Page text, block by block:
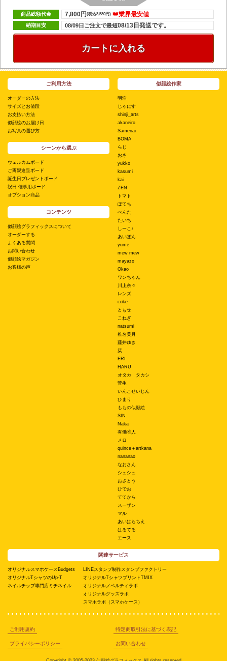
商品総額代金 👑業界最安値
7,800円(税込8,580円)
納期目安 08/09日ご注文で最短08/13日発送です。
カートに入れる
ご利用方法
オーダーの方法
サイズとお値段
お支払い方法
似顔絵のお届け日
お写真の選び方
シーンから選ぶ
ウェルカムボード
ご両親進呈ボード
誕生日プレゼントボード
祝日 催事用ボード
オプション商品
コンテンツ
似顔絵グラフィックスについて
オーダーする
よくある質問
お問い合わせ
似顔絵マガジン
お客様の声
似顔絵作家
明浩
じゃにす
shinji_arts
akaneiro
Samenai
BOMA
らじ
おさ
yukko
kasumi
kai
ZEN
トマト
ぽてち
ぺんた
たいち
しーこ♪
あいぽん
yume
mew mew
mayazo
Okao
ワンちゃん
川上奈々
レンズ
coke
ともせ
こねぎ
natsumi
椎名美月
藤井ゆき
栞
ERI
HARU
オタカ タカシ
菅生
いんこせいじん
ひまり
ももの似顔絵
SIN
Naka
有働唯人
メロ
quince＋artkana
nananao
なおさん
シュシュ
おさとう
ひでお
ててから
スーザン
マル
あいはらちえ
はるてる
エース
関連サービス
オリジナルスマホケースBudgets
オリジナルTシャツのUp-T
ネイルチップ専門店ミチネイル
LINEスタンプ制作スタンプファクトリー
オリジナルTシャツプリントTMIX
オリジナルノベルティラボ
オリジナルグッズラボ
スマホラボ（スマホケース）
ご利用規約 特定商取引法に基づく表記
プライバシーポリシー お問い合わせ